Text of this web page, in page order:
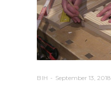
BIH September 13, 2018